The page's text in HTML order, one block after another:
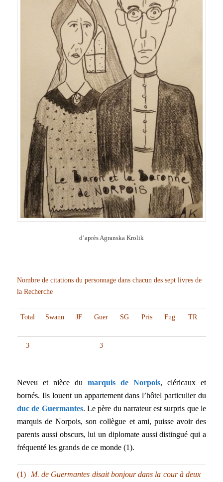
d’après Agranska Krolik
Nombre de citations du personnage dans chacun des sept livres de
la Recherche
Total Swann JF Guer SG Pris Fug TR
3 3
Neveu et nièce du marquis de Norpois, cléricaux et
bornés. Ils louent un appartement dans l’hôtel particulier du
duc de Guermantes. Lepère du narrateurest surpris que le
marquis de Norpois, son collègue et ami, puisse avoir des
parents aussi obscurs, lui un diplomate aussi distingué qui a
fréquenté les grands de ce monde (1).
(1) M. de Guermantes disait bonjour dans la cour à deux